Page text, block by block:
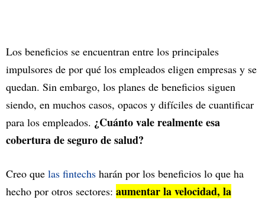
Los beneficios se encuentran entre los principales
impulsores de por qué los empleados eligen empresas y se
quedan. Sin embargo, los planes de beneficios siguen
siendo, en muchos casos, opacos y difíciles de cuantificar
para los empleados. ¿Cuánto vale realmente esa
cobertura de seguro de salud?
Creo que las fintechs harán por los beneficios lo que ha
hecho por otros sectores: aumentar la velocidad, la